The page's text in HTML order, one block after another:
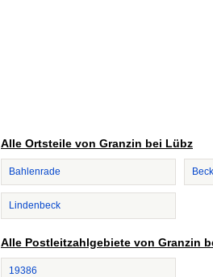
Alle Ortsteile von Granzin bei Lübz
Bahlenrade
Lindenbeck
Alle Postleitzahlgebiete von Granzin
19386